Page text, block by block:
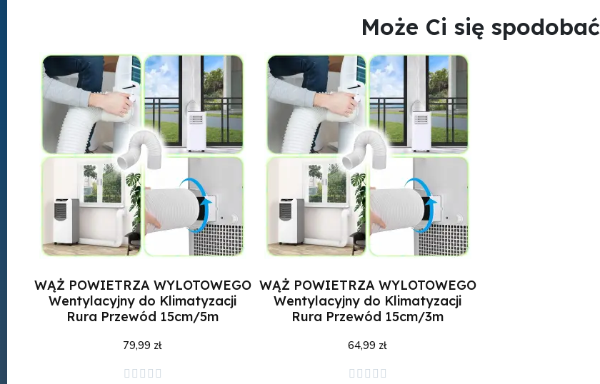
Może Ci się spodobać
WĄŻ POWIETRZA WYLOTOWEGO
Wentylacyjny do Klimatyzacji
Rura Przewód 15cm/5m
79,99 zł
    
Dodaj do koszyka
WĄŻ POWIETRZA WYLOTOWEGO
Wentylacyjny do Klimatyzacji
Rura Przewód 15cm/3m
64,99 zł
    
Dodaj do koszyka